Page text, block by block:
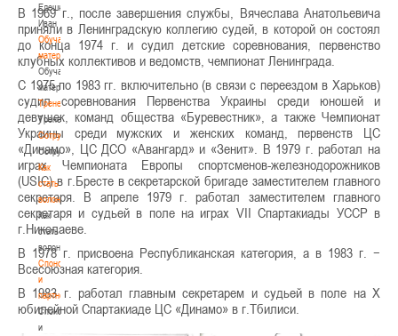
Едешко
Иван
Обучающие
материалы
Обучающие
материалы
Тренерам
Тренерам
Сотрудничество
Сотрудничество
Как
стать
волонтером
Как
стать
волонтером
Спонсоры
и
партнеры
Спонсоры
и
В 1969 г., после завершения службы, Вячеслава Анатольевича
приняли в Ленинградскую коллегию судей, в которой он состоял
до конца 1974 г. и судил детские соревнования, первенство
клубных коллективов и ведомств, чемпионат Ленинграда.
С 1975 по 1983 гг. включительно (в связи с переездом в Харьков)
судил соревнования Первенства Украины среди юношей и
девушек, команд общества «Буревестник», а также Чемпионат
Украины среди мужских и женских команд, первенств ЦС
«Динамо», ЦС ДСО «Авангард» и «Зенит». В 1979 г. работал на
играх Чемпионата Европы спортсменов-железнодорожников
(USIC) в г.Бресте в секретарской бригаде заместителем главного
секретаря. В апреле 1979 г. работал заместителем главного
секретаря и судьей в поле на играх VII Спартакиады УССР в
г.Николаеве.
В 1978 г. присвоена Республиканская категория, а в 1983 г. −
Всесоюзная категория.
В 1983 г. работал главным секретарем и судьей в поле на Х
юбилейной Спартакиаде ЦС «Динамо» в г.Тбилиси.